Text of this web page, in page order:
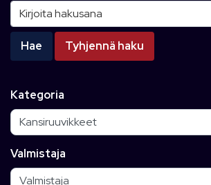
Kirjoita hakusana
Hae Tyhjennä haku
Kategoria
Valmistaja